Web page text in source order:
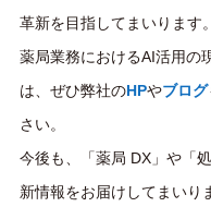
革新を目指してまいります。
薬局業務におけるAI活用の
は、ぜひ弊社のHPやブログ
さい。
今後も、「薬局 DX」や「
新情報をお届けしてまいり